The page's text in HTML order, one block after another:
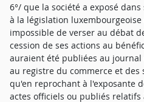
6°/ que la société a exposé
à la législation
impossible de verser au débat
cession de ses actions au
auraient été publiées au
au registre du commerce et des
qu'en reprochant à l'exposante
actes officiels ou publiés relatifs